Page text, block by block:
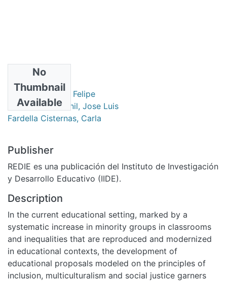
No
Thumbnail
Available
Authors
Jiménez Vargas, Felipe
Lalueza Sazatornil, Jose Luis
Fardella Cisternas, Carla
Publisher
REDIE es una publicación del Instituto de Investigación
y Desarrollo Educativo (IIDE).
Description
In the current educational setting, marked by a
systematic increase in minority groups in classrooms
and inequalities that are reproduced and modernized
in educational contexts, the development of
educational proposals modeled on the principles of
inclusion, multiculturalism and social justice garners